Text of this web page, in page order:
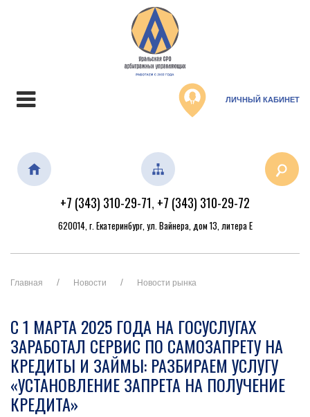
ЛИЧНЫЙ КАБИНЕТ
+7 (343) 310-29-71, +7 (343) 310-29-72
620014, г. Екатеринбург, ул. Вайнера, дом 13, литера Е
Главная Новости Новости рынка
С 1 МАРТА 2025 ГОДА НА ГОСУСЛУГАХ
ЗАРАБОТАЛ СЕРВИС ПО САМОЗАПРЕТУ НА
КРЕДИТЫ И ЗАЙМЫ: РАЗБИРАЕМ УСЛУГУ
«УСТАНОВЛЕНИЕ ЗАПРЕТА НА ПОЛУЧЕНИЕ
КРЕДИТА»